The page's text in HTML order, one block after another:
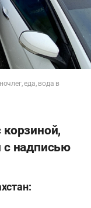
еда, вода в
надписью